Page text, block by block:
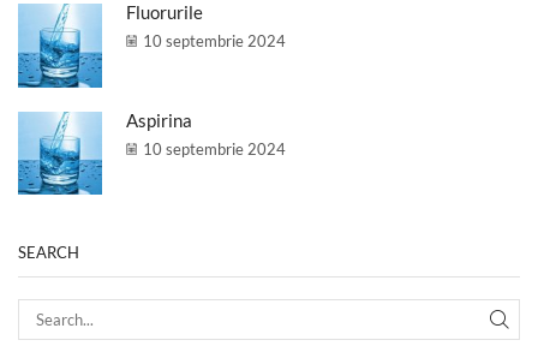
Fluorurile
10 septembrie 2024
Aspirina
10 septembrie 2024
SEARCH